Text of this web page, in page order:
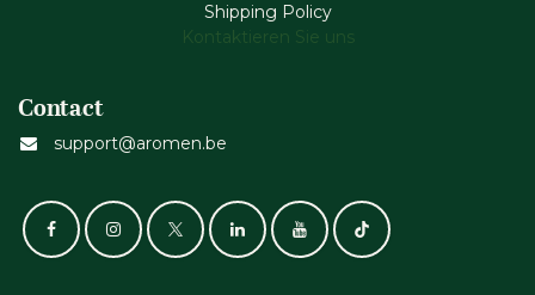
Shipping Policy
Kontaktieren Sie uns
Contact
support@aromen.be